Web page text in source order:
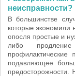
неисправности?
В большинстве
которые экономили
опосля простые и
либо
профилактические
подавляющее
предосторожности.